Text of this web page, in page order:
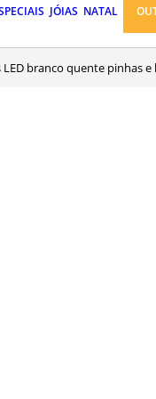
JÓIAS NATAL
LED branco quente pinhas e